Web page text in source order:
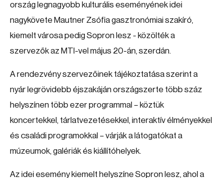
ország legnagyobb kulturális eseményének idei
nagykövete Mautner Zsófia gasztronómiai szakíró,
kiemelt városa pedig Sopron lesz - közölték a
szervezők az MTI-vel május 20-án, szerdán.
A rendezvény szervezőinek tájékoztatása szerint a
nyár legrövidebb éjszakáján országszerte több száz
helyszínen több ezer programmal – köztük
koncertekkel, tárlatvezetésekkel, interaktív élményekkel
és családi programokkal – várják a látogatókat a
múzeumok, galériák és kiállítóhelyek.
Az idei esemény kiemelt helyszíne Sopron lesz, ahol a